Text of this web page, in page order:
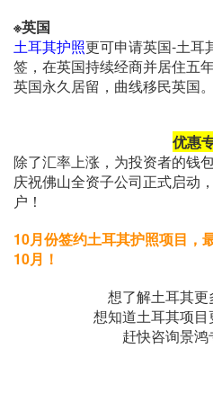
※英国
土耳其护照更可申请英国-土耳
签，在英国持续经商并居住五
英国永久居留，曲线移民英国。
优惠
除了汇率上涨，为投资者的钱
庆祝佛山全资子公司正式启动
户！
10月份签约土耳其护照项目，
10月！
想了解土耳其更
想知道土耳其项目
赶快咨询景鸿